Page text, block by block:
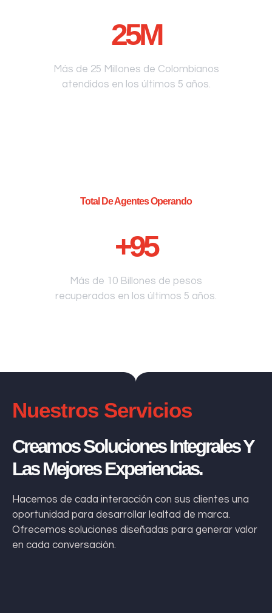
25M
Más de 25 Millones de Colombianos
atendidos en los últimos 5 años.
Total De Agentes Operando
+95
Más de 10 Billones de pesos
recuperados en los últimos 5 años.
Nuestros Servicios
Creamos Soluciones Integrales Y
Las Mejores Experiencias.
Hacemos de cada interacción con sus clientes una
oportunidad para desarrollar lealtad de marca.
Ofrecemos soluciones diseñadas para generar valor
en cada conversación.